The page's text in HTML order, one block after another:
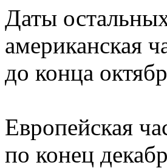
Даты
американская
до конца
Европейская
по конец